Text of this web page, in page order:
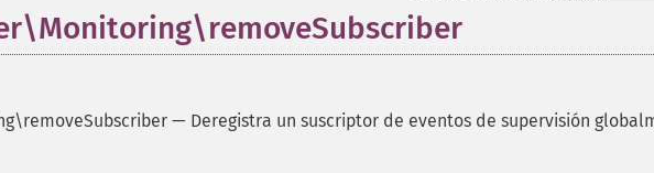
— Deregistra un suscriptor de eventos de supervisión